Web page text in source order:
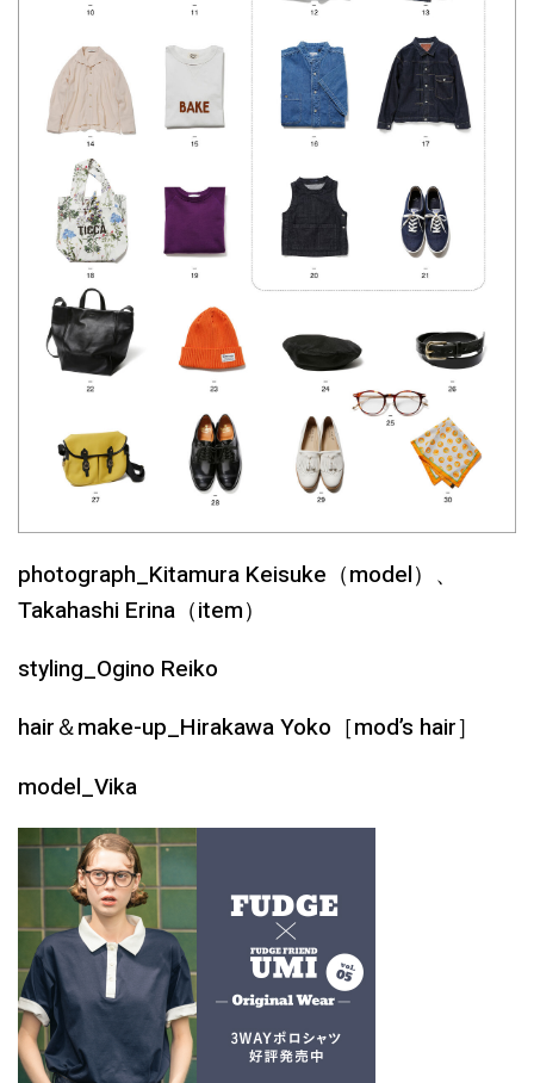
photograph_Kitamura Keisuke（model）、
Takahashi Erina（item）
styling_Ogino Reiko
hair＆make-up_Hirakawa Yoko［mod’s hair］
model_Vika